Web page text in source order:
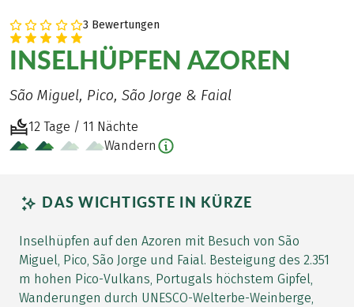
3 Bewertungen
INSELHÜPFEN AZOREN
São Miguel, Pico, São Jorge & Faial
12 Tage / 11 Nächte
Wandern
DAS WICHTIGSTE IN KÜRZE
Inselhüpfen auf den Azoren mit Besuch von São
Miguel, Pico, São Jorge und Faial. Besteigung des 2.351
m hohen Pico-Vulkans, Portugals höchstem Gipfel,
Wanderungen durch UNESCO-Welterbe-Weinberge,